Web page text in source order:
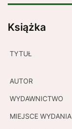
Książka
TYTUŁ
AUTOR
WYDAWNICTWO
MIEJSCE WYDANIA